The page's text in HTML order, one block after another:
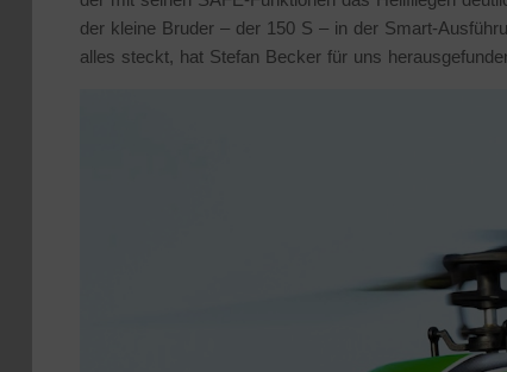
der kleine Bruder – der 150 S – in der Smart-
alles steckt, hat Stefan Becker für uns